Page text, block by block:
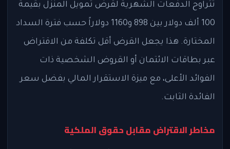
تتراوح الدفعات الشهرية لقرض تمويل المنزل بقيمة
100 ألف دولار بين 898 و1160 دولاراً حسب فترة السداد
المختارة. هذا يجعل القرض أقل تكلفة من الاقتراض
عبر بطاقات الائتمان أو القروض الشخصية ذات
الفوائد الأعلى، مع ميزة الاستقرار المالي بفضل سعر
الفائدة الثابت.
مخاطر الاقتراض مقابل حقوق الملكية